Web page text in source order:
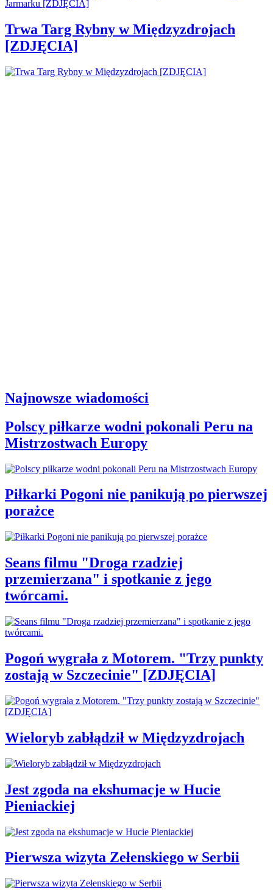
Trwa Targ Rybny w Międzyzdrojach
[ZDJĘCIA]
Najnowsze wiadomości
Polscy piłkarze wodni pokonali Peru na
Mistrzostwach Europy
Piłkarki Pogoni nie panikują po pierwszej
porażce
Seans filmu "Droga rzadziej
przemierzana" i spotkanie z jego
twórcami.
Pogoń wygrała z Motorem. "Trzy punkty
zostają w Szczecinie" [ZDJĘCIA]
Wieloryb zabłądził w Międzyzdrojach
Jest zgoda na ekshumacje w Hucie
Pieniackiej
Pierwsza wizyta Zełenskiego w Serbii